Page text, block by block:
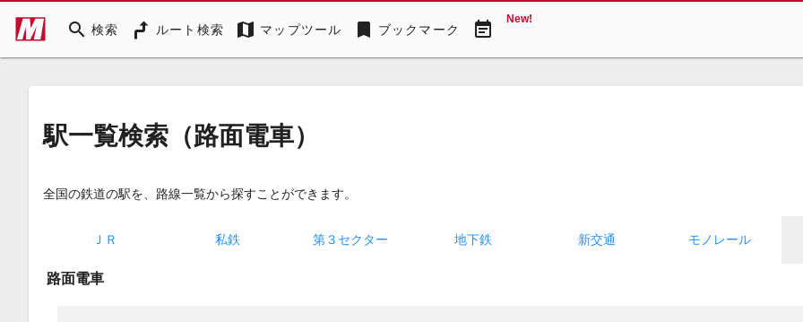
search 検索 ルート検索 map マップツール bookmark ブックマーク event_note New!
駅一覧検索 （路面電車）
全国の鉄道の駅を、路線一覧から探すことができます。
ＪＲ 私鉄 第３セクター 地下鉄 新交通 モノレール
路面電車